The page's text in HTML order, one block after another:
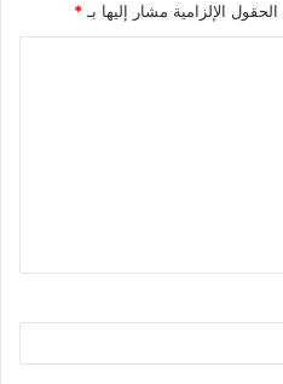
الحقول الإلزامية مشار إليها بـ *